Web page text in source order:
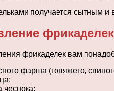
получается сытным и
фрикаделек вам
фарша (говяжего,
чеснока;